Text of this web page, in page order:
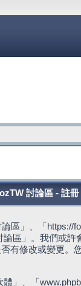
討論區 - 註冊
區」、「
區」。我們或
有修改或變更
」、「